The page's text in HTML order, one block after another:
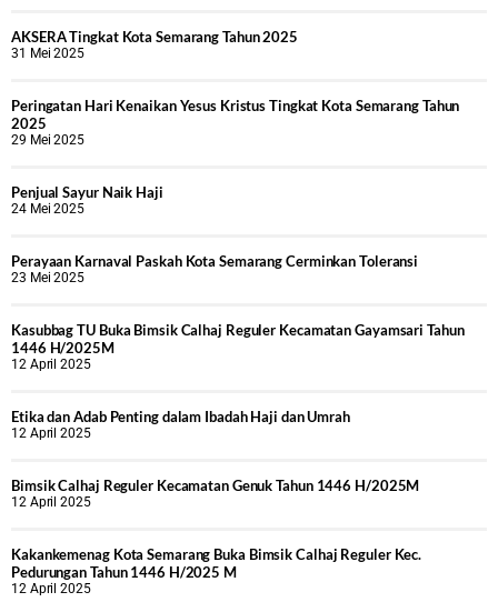
AKSERA Tingkat Kota Semarang Tahun 2025
31 Mei 2025
Peringatan Hari Kenaikan Yesus Kristus Tingkat Kota Semarang Tahun
2025
29 Mei 2025
Penjual Sayur Naik Haji
24 Mei 2025
Perayaan Karnaval Paskah Kota Semarang Cerminkan Toleransi
23 Mei 2025
Kasubbag TU Buka Bimsik Calhaj Reguler Kecamatan Gayamsari Tahun
1446 H/2025M
12 April 2025
Etika dan Adab Penting dalam Ibadah Haji dan Umrah
12 April 2025
Bimsik Calhaj Reguler Kecamatan Genuk Tahun 1446 H/2025M
12 April 2025
Kakankemenag Kota Semarang Buka Bimsik Calhaj Reguler Kec.
Pedurungan Tahun 1446 H/2025 M
12 April 2025